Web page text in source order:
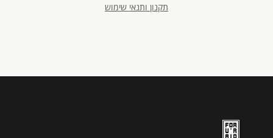
תקנון ותנאי שימוש